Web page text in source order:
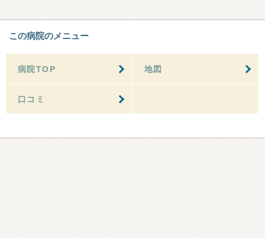
この病院のメニュー
病院TOP 地図
口コミ